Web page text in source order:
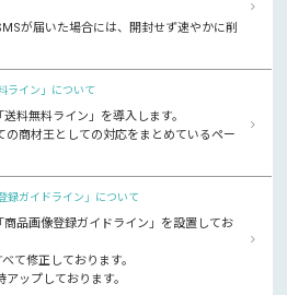
が届いた場合には、開封せず速やかに削
ライン」について
料無料ライン」を導入します。
の商材王としての対応をまとめているペー
録ガイドライン」について
品画像登録ガイドライン」を設置してお
て修正しております。
ップしております。